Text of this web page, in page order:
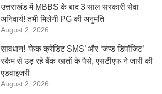
उत्तराखंड में MBBS के बाद 3 साल सरकारी सेवा
अनिवार्य! तभी मिलेगी PG की अनुमति
August 2, 2026
सावधान! ‘फेक क्रेडिट SMS’ और ‘जंप्ड डिपॉजिट’
स्कैम से उड़ रहे बैंक खातों के पैसे, एसटीएफ ने जारी की
एडवाइजरी
August 2, 2026